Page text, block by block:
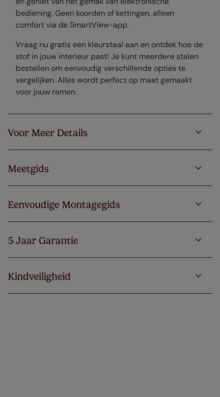
bediening. Geen koorden of kettingen, alleen
comfort via de SmartView-app.
Vraag nu gratis een kleurstaal aan en ontdek hoe de
stof in jouw interieur past! Je kunt meerdere stalen
bestellen om eenvoudig verschillende opties te
vergelijken. Alles wordt perfect op maat gemaakt
voor jouw ramen.
Voor Meer Details
Meetgids
Eenvoudige Montagegids
5 Jaar Garantie
Kindveiligheid